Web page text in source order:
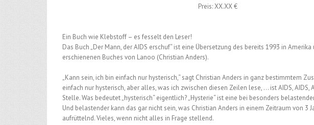
Preis: XX.XX €
Ein Buch wie Klebstoff – es fesselt den Leser!
Das Buch „Der Mann, der AIDS erschuf“ ist eine Übersetzung des bereits 1993 in
erschienenen Buches von Lanoo (Christian Anders).
„Kann sein, ich bin einfach nur hysterisch,“ sagt Christian Anders in ganz bestimmtem
einfach nur hysterisch, aber alles, was ich zwischen diesen Zeilen lese, … ist AIDS, AIDS,
Stelle. Was bedeutet „hysterisch“ eigentlich? „Hysterie“ ist eine bei besonders
Und belastender kann das gar nicht sein, was Christian Anders in einem Zeitraum von 3
aufrüttelnd. Vieles, wenn nicht alles in Frage stellend.